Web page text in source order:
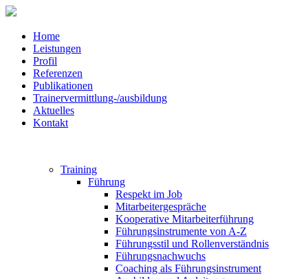
Home
Leistungen
Profil
Referenzen
Publikationen
Trainervermittlung-/ausbildung
Aktuelles
Kontakt
Training
Führung
Respekt im Job
Mitarbeitergespräche
Kooperative Mitarbeiterführung
Führungsinstrumente von A-Z
Führungsstil und Rollenverständnis
Führungsnachwuchs
Coaching als Führungsinstrument